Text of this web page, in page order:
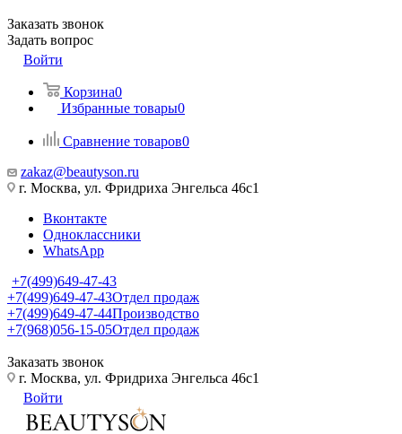
Заказать звонок
Задать вопрос
Войти
Корзина0
Избранные товары0
Сравнение товаров0
zakaz@beautyson.ru
г. Москва, ул. Фридриха Энгельса 46с1
Вконтакте
Одноклассники
WhatsApp
+7(499)649-47-43
+7(499)649-47-43Отдел продаж
+7(499)649-47-44Производство
+7(968)056-15-05Отдел продаж
Заказать звонок
г. Москва, ул. Фридриха Энгельса 46с1
Войти